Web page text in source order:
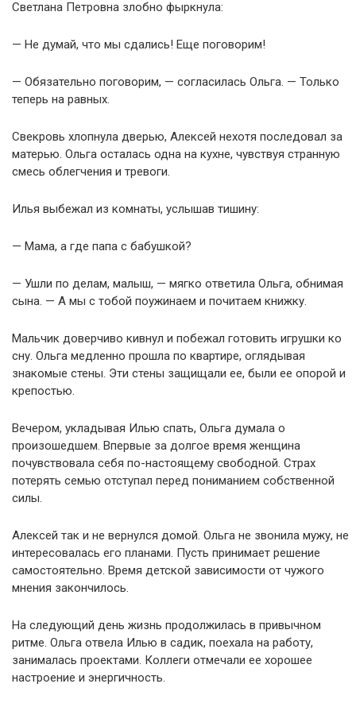
Светлана Петровна злобно фыркнула:
— Не думай, что мы сдались! Еще поговорим!
— Обязательно поговорим, — согласилась Ольга. — Только
теперь на равных.
Свекровь хлопнула дверью, Алексей нехотя последовал за
матерью. Ольга осталась одна на кухне, чувствуя странную
смесь облегчения и тревоги.
Илья выбежал из комнаты, услышав тишину:
— Мама, а где папа с бабушкой?
— Ушли по делам, малыш, — мягко ответила Ольга, обнимая
сына. — А мы с тобой поужинаем и почитаем книжку.
Мальчик доверчиво кивнул и побежал готовить игрушки ко
сну. Ольга медленно прошла по квартире, оглядывая
знакомые стены. Эти стены защищали ее, были ее опорой и
крепостью.
Вечером, укладывая Илью спать, Ольга думала о
произошедшем. Впервые за долгое время женщина
почувствовала себя по-настоящему свободной. Страх
потерять семью отступал перед пониманием собственной
силы.
Алексей так и не вернулся домой. Ольга не звонила мужу, не
интересовалась его планами. Пусть принимает решение
самостоятельно. Время детской зависимости от чужого
мнения закончилось.
На следующий день жизнь продолжилась в привычном
ритме. Ольга отвела Илью в садик, поехала на работу,
занималась проектами. Коллеги отмечали ее хорошее
настроение и энергичность.